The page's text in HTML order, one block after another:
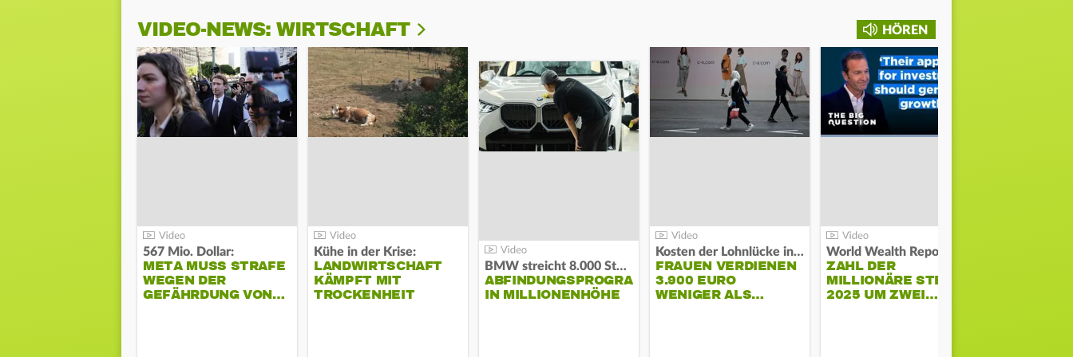
HÖREN
VIDEO-NEWS: WIRTSCHAFT
567 Mio. Dollar:
META MUSS STRAFE
WEGEN DER
GEFÄHRDUNG VON…
Kühe in der Krise:
LANDWIRTSCHAFT
KÄMPFT MIT
TROCKENHEIT
BMW streicht 8.000 Stellen:
ABFINDUNGSPROGRAMM
IN MILLIONENHÖHE
Kosten der Lohnlücke in der EU:
FRAUEN VERDIENEN
3.900 EURO
WENIGER ALS…
World Wealth Report:
ZAHL DER
MILLIONÄRE STEIGT
2025 UM ZWEI…